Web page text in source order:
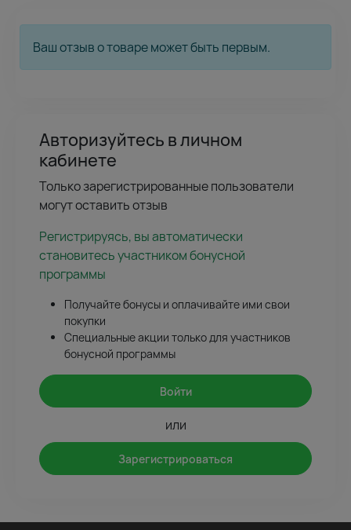
Ваш отзыв о товаре может быть первым.
Авторизуйтесь в личном
кабинете
Только зарегистрированные пользователи
могут оставить отзыв
Регистрируясь, вы автоматически
становитесь участником бонусной
программы
Получайте бонусы и оплачивайте ими свои
покупки
Специальные акции только для участников
бонусной программы
Войти
или
Зарегистрироваться